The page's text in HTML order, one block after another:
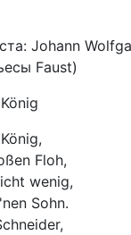
Johann
Faust)
Floh,
wenig,
Sohn.